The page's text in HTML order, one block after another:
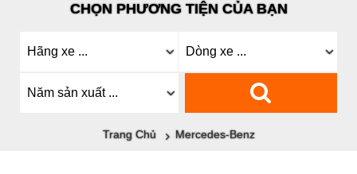
CHỌN PHƯƠNG TIỆN CỦA BẠN
Trang Chủ Mercedes-Benz